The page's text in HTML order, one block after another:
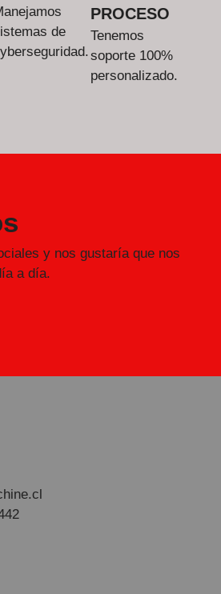
de
PROCESO
Tenemos
soporte 100%
personalizado.
y nos gustaría que nos
a día.